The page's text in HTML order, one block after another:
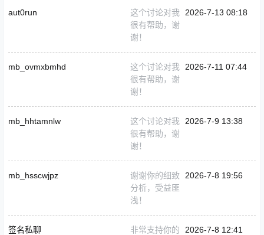
aut0run
这个讨论对我
很有帮助，谢
谢！
2026-7-13 08:18
mb_ovmxbmhd
这个讨论对我
很有帮助，谢
谢！
2026-7-11 07:44
mb_hhtamnlw
这个讨论对我
很有帮助，谢
谢！
2026-7-9 13:38
mb_hsscwjpz
谢谢你的细致
分析，受益匪
浅！
2026-7-8 19:56
签名私聊
非常支持你的
2026-7-8 12:41